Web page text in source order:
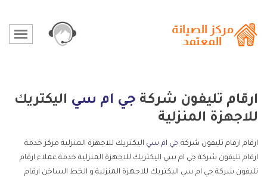
ارقام تليفون شركة جي ام سي اليكتريك
للاجهزة المنزلية
ارقام ارقام تليفون شركة جي ام سي اليكتريك للاجهزة المنزلية مركز خدمة
ارقام تليفون شركة جي ام سي اليكتريك للاجهزة المنزلية خدمة عملاء ارقام
تليفون شركة جي ام سي اليكتريك للاجهزة المنزلية و الخط الساخن ارقام